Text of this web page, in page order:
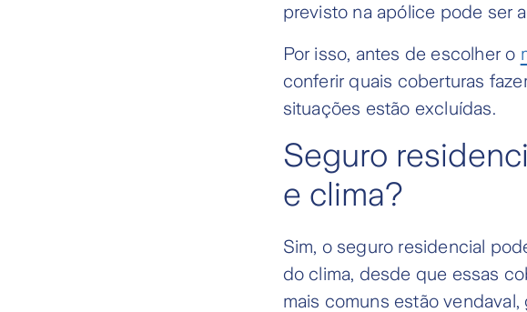
previsto na apólice pode ser
Por isso, antes de escolher o
conferir quais coberturas
situações estão excluídas.
Seguro
e clima?
Sim, o seguro residencial
do clima, desde que essas
mais comuns estão